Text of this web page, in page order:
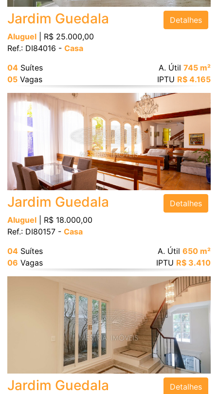
Jardim Guedala
Aluguel | R$ 25.000,00
Ref.: DI84016 - Casa
Detalhes
04 Suítes
05 Vagas
A. Útil 745 m²
IPTU R$ 4.165
Jardim Guedala
Aluguel | R$ 18.000,00
Ref.: DI80157 - Casa
Detalhes
04 Suítes
06 Vagas
A. Útil 650 m²
IPTU R$ 3.410
Jardim Guedala Detalhes